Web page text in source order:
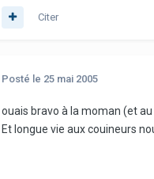
Citer
Posté le 25 mai 2005
ouais bravo à la moman (et
Et longue vie aux couineurs